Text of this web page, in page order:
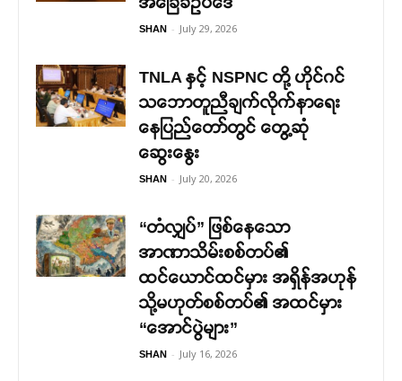
SHAN - July 29, 2026
TNLA နှင့် NSPNC တို့ ဟိုင်ဂင်
သဘောတူညီချက်လိုက်နာရေး
နေပြည်တော်တွင် တွေ့ဆုံ
ဆွေးနွေး
SHAN - July 20, 2026
“တံလျှပ်” ဖြစ်နေသော
အာဏာသိမ်းစစ်တပ်၏
ထင်ယောင်ထင်မှား အရှိန်အဟုန်
သို့မဟုတ်စစ်တပ်၏ အထင်မှား
“အောင်ပွဲများ”
SHAN - July 16, 2026